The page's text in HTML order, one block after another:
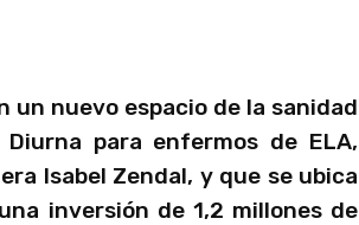
un nuevo espacio de la sanidad
para enfermos de ELA,
Isabel Zendal, y que se ubica
inversión de 1,2 millones de